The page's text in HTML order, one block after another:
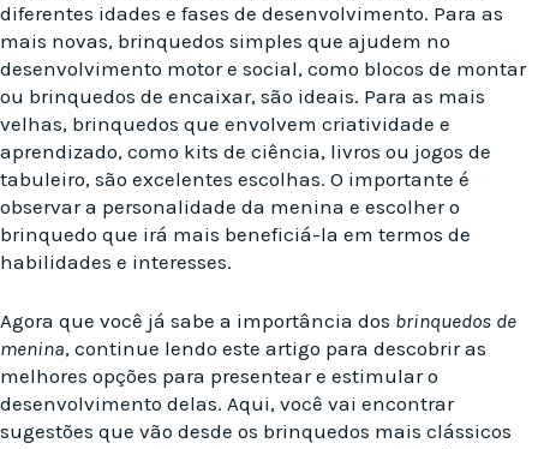
diferentes idades e fases de desenvolvimento. Para as
mais novas, brinquedos simples que ajudem no
desenvolvimento motor e social, como blocos de montar
ou brinquedos de encaixar, são ideais. Para as mais
velhas, brinquedos que envolvem criatividade e
aprendizado, como kits de ciência, livros ou jogos de
tabuleiro, são excelentes escolhas. O importante é
observar a personalidade da menina e escolher o
brinquedo que irá mais beneficiá-la em termos de
habilidades e interesses.
Agora que você já sabe a importância dos brinquedos de
menina, continue lendo este artigo para descobrir as
melhores opções para presentear e estimular o
desenvolvimento delas. Aqui, você vai encontrar
sugestões que vão desde os brinquedos mais clássicos